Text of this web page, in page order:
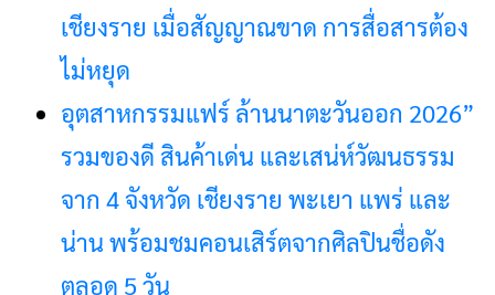
เชียงราย เมื่อสัญญาณขาด การสื่อสารต้อง
ไม่หยุด
อุตสาหกรรมแฟร์ ล้านนาตะวันออก 2026”
รวมของดี สินค้าเด่น และเสน่ห์วัฒนธรรม
จาก 4 จังหวัด เชียงราย พะเยา แพร่ และ
น่าน พร้อมชมคอนเสิร์ตจากศิลปินชื่อดัง
ตลอด 5 วัน